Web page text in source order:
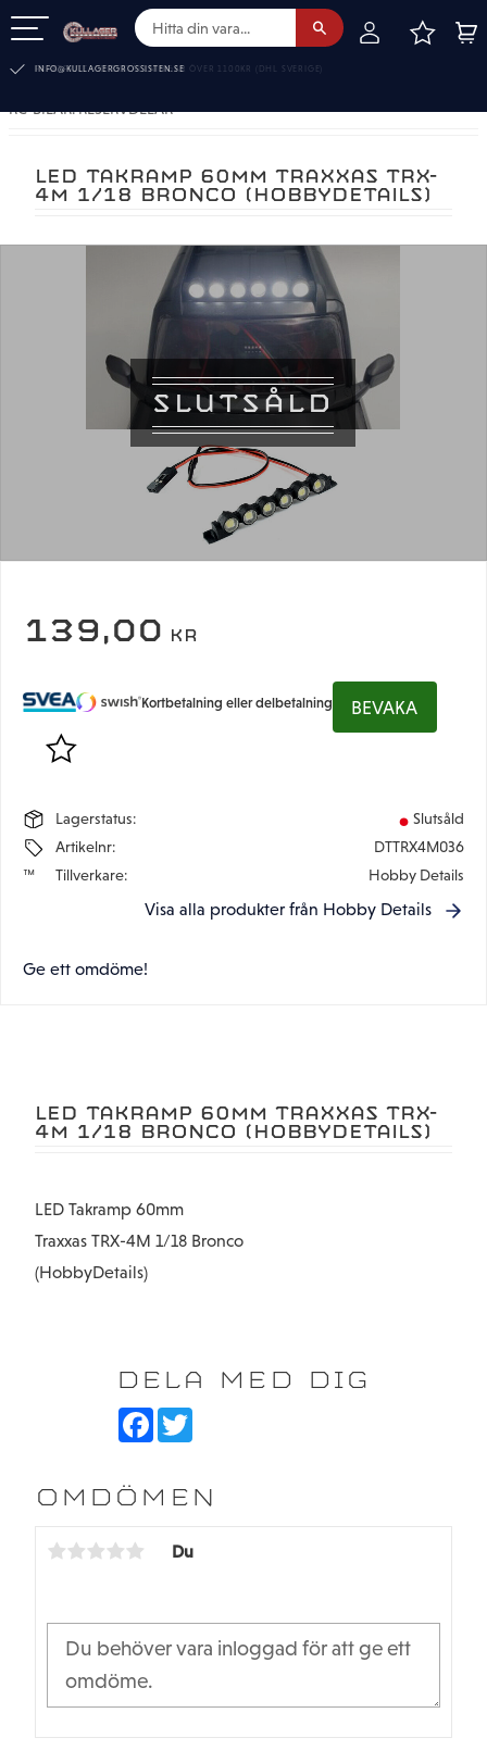
FRAKTFRITT VID BESTÄLLNINGAR ÖVER 1100KR (DHL SVERIGE)
INFO@KULLAGERGROSSISTEN.SE
RC-BILAR. RESERVDELAR
LED TAKRAMP 60MM TRAXXAS TRX-
4M 1/18 BRONCO (HOBBYDETAILS)
SLUTSÅLD
139,00 KR
Lägg till i favoriter
Kortbetalning eller delbetalning BEVAKA
Lagerstatus
Slutsåld
Artikelnr
DTTRX4M036
Tillverkare
Hobby Details
Visa alla produkter från Hobby Details
Ge ett omdöme!
LED TAKRAMP 60MM TRAXXAS TRX-
4M 1/18 BRONCO (HOBBYDETAILS)
LED Takramp 60mm
Traxxas TRX-4M 1/18 Bronco
(HobbyDetails)
DELA MED DIG
F
b
o
T
t
e
OMDÖMEN
Du